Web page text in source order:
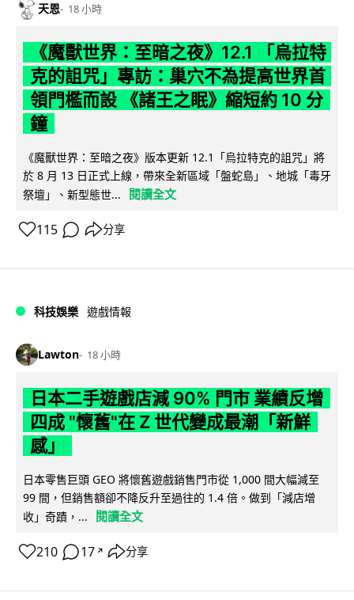
天恩 18 小時
《魔獸世界：至暗之夜》12.1 「烏拉特
克的詛咒」專訪：巢穴不為提高世界首
領門檻而設 《諸王之眠》縮短約 10 分
鐘
《魔獸世界：至暗之夜》版本更新 12.1「烏拉特克的詛咒」將
於 8 月 13 日正式上線，帶來全新區域「盤蛇島」、地城「毒牙
祭壇」、新型態世...
閱讀全文
115 分享
科技娛樂 遊戲情報
Lawton 18 小時
日本二手遊戲店減 90% 門市 業績反增
四成 "懷舊"在 Z 世代變成最潮「新鮮
感」
日本零售巨頭 GEO 將懷舊遊戲銷售門市從 1,000 間大幅減至
99 間，但銷售額卻不降反升至過往的 1.4 倍。做到「減店增
收」奇蹟，...
閱讀全文
210 17 ↗ 分享